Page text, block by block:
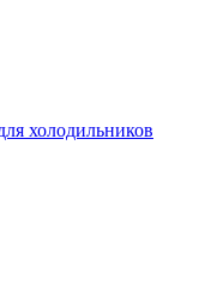
холодильников